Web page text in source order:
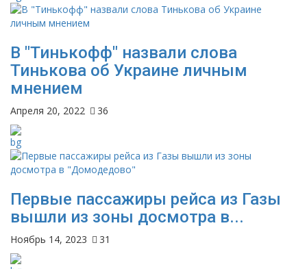
В "Тинькофф" назвали слова
Тинькова об Украине личным
мнением
Апреля 20, 2022 36
Первые пассажиры рейса из Газы
вышли из зоны досмотра в...
Ноябрь 14, 2023 31